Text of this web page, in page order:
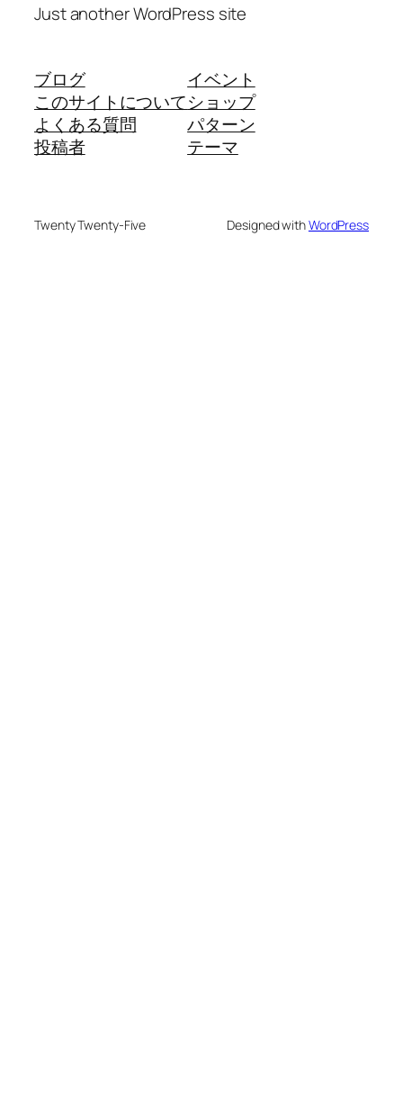
Just another WordPress site
ブログ
このサイトについて
よくある質問
投稿者
イベント
ショップ
パターン
テーマ
Twenty Twenty-Five Designed withWordPress